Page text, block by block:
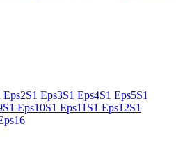
Eps2S1 Eps3S1 Eps4S1 Eps5S1
S1 Eps10S1 Eps11 S1 Eps12S1